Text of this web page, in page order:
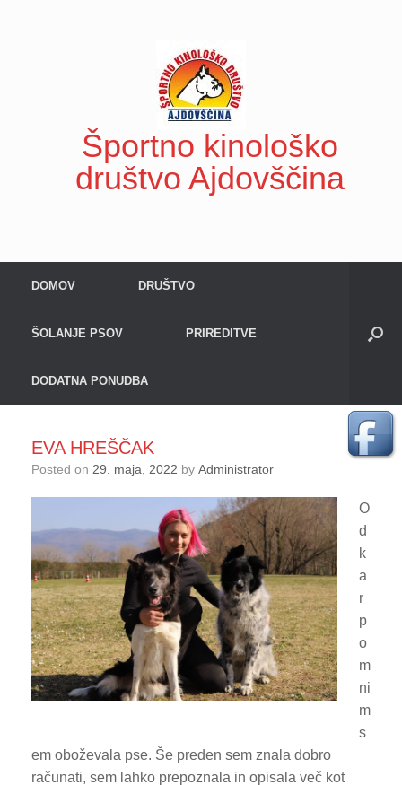
Športno kinološko
društvo Ajdovščina
DOMOV DRUŠTVO
ŠOLANJE PSOV PRIREDITVE
DODATNA PONUDBA
EVA HREŠČAK
Posted on 29. maja, 2022 by Administrator
O
d
k
a
r
p
o
m
ni
m
s
em oboževala pse. Še preden sem znala dobro
računati, sem lahko prepoznala in opisala več kot